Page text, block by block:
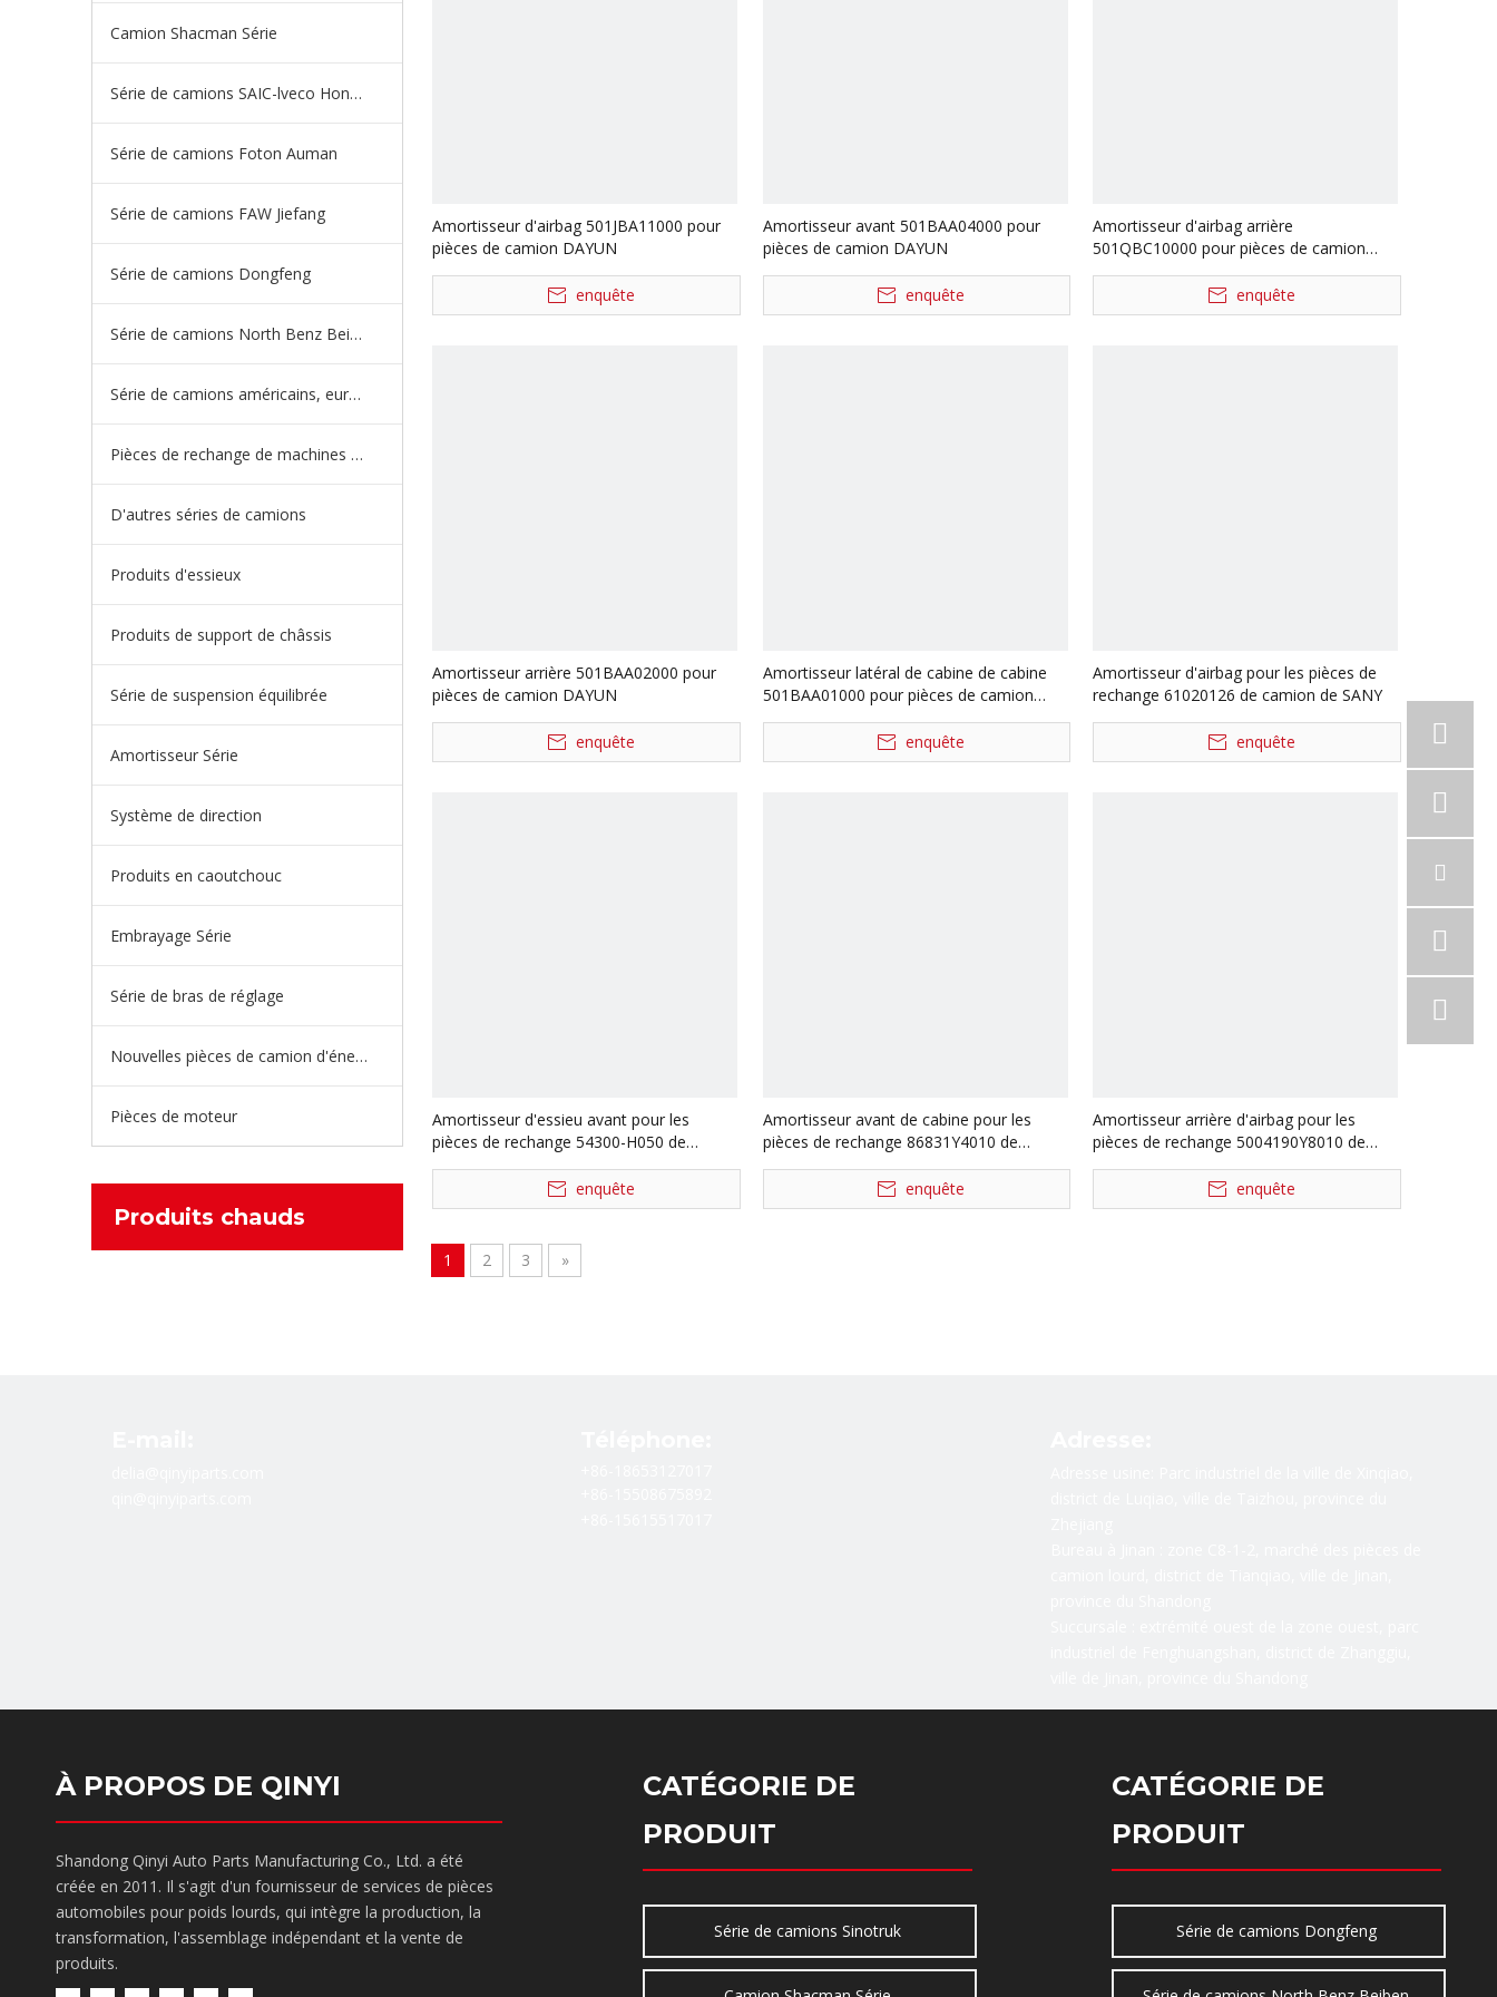
Camion Shacman Série
Série de camions SAIC-lveco Hongyan
Série de camions Foton Auman
Série de camions FAW Jiefang
Série de camions Dongfeng
Série de camions North Benz Beiben
Série de camions américains, européens et japonais
Pièces de rechange de machines d'ingénierie de camion minier
D'autres séries de camions
Produits d'essieux
Produits de support de châssis
Série de suspension équilibrée
Amortisseur Série
Système de direction
Produits en caoutchouc
Embrayage Série
Série de bras de réglage
Nouvelles pièces de camion d'énergie
Pièces de moteur
Produits chauds
Amortisseur d'airbag 501JBA11000 pour
pièces de camion DAYUN
enquête
Amortisseur avant 501BAA04000 pour
pièces de camion DAYUN
enquête
Amortisseur d'airbag arrière
501QBC10000 pour pièces de camion
DAYUN
enquête
Amortisseur arrière 501BAA02000 pour
pièces de camion DAYUN
enquête
Amortisseur latéral de cabine de cabine
501BAA01000 pour pièces de camion
DAYUN
enquête
Amortisseur d'airbag pour les pièces de
rechange 61020126 de camion de SANY
enquête
Amortisseur d'essieu avant pour les
pièces de rechange 54300-H050 de
camion de JAC
enquête
Amortisseur avant de cabine pour les
pièces de rechange 86831Y4010 de
camion de JAC
enquête
Amortisseur arrière d'airbag pour les
pièces de rechange 5004190Y8010 de
camion de JAC
enquête
1 2 3 »
À PROPOS DE QINYI
Shandong Qinyi Auto Parts Manufacturing Co., Ltd. a été
créée en 2011. Il s'agit d'un fournisseur de services de pièces
automobiles pour poids lourds, qui intègre la production, la
transformation, l'assemblage indépendant et la vente de
produits.
CATÉGORIE DE
PRODUIT
Série de camions Sinotruk
CATÉGORIE DE
PRODUIT
Série de camions Dongfeng